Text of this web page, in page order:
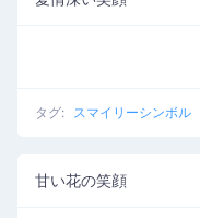
タグ: スマイリーシンボル
甘い花の笑顔